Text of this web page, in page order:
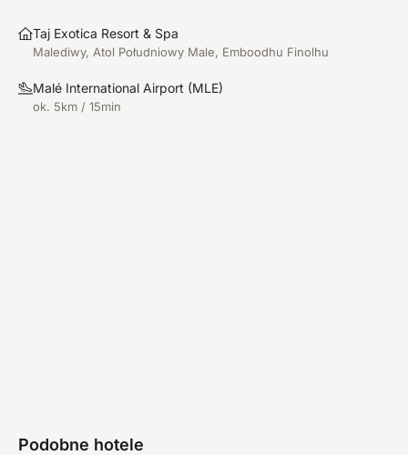
Taj Exotica Resort & Spa
Malediwy, Atol Południowy Male, Emboodhu Finolhu
Malé International Airport (MLE)
ok. 5km / 15min
Podobne hotele